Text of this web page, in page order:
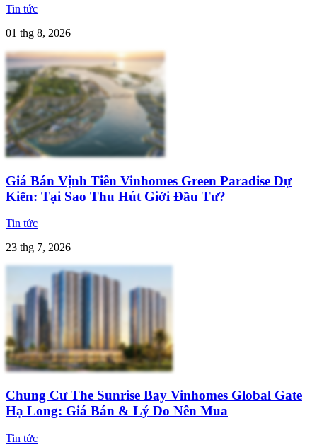
Tin tức
01 thg 8, 2026
Giá Bán Vịnh Tiên Vinhomes Green Paradise Dự
Kiến: Tại Sao Thu Hút Giới Đầu Tư?
Tin tức
23 thg 7, 2026
Chung Cư The Sunrise Bay Vinhomes Global Gate
Hạ Long: Giá Bán & Lý Do Nên Mua
Tin tức